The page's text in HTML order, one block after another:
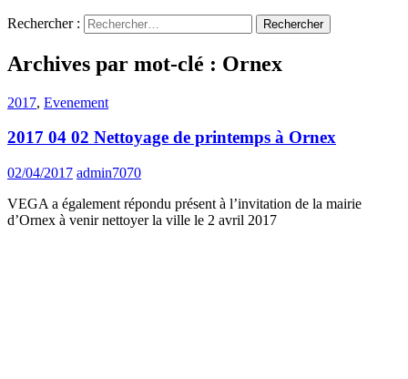
Rechercher :
Archives par mot-clé : Ornex
2017, Evenement
2017 04 02 Nettoyage de printemps à Ornex
02/04/2017 admin7070
VEGA a également répondu présent à l’invitation de la mairie
d’Ornex à venir nettoyer la ville le 2 avril 2017